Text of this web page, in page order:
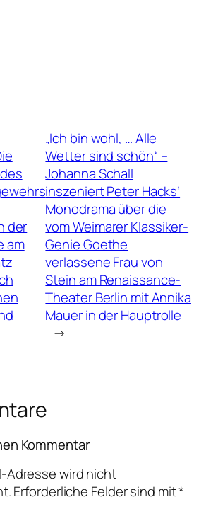
der
am
„Ich bin wohl, … Alle
Wetter sind schön“ –
Johanna Schall
inszeniert Peter Hacks‘
Monodrama über die
vom Weimarer Klassiker-
Genie Goethe
verlassene Frau von
Stein am Renaissance-
Theater Berlin mit Annika
Mauer in der Hauptrolle
→
Kommentar
Adresse wird nicht
Erforderliche Felder sind mit*